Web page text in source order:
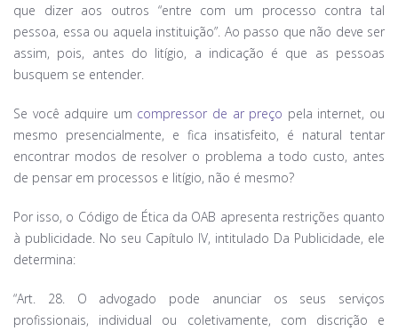
que dizer aos outros “entre com um processo contra tal
pessoa, essa ou aquela instituição”. Ao passo que não deve ser
assim, pois, antes do litígio, a indicação é que as pessoas
busquem se entender.
Se você adquire um compressor de ar preço pela internet, ou
mesmo presencialmente, e fica insatisfeito, é natural tentar
encontrar modos de resolver o problema a todo custo, antes
de pensar em processos e litígio, não é mesmo?
Por isso, o Código de Ética da OAB apresenta restrições quanto
à publicidade. No seu Capítulo IV, intitulado Da Publicidade, ele
determina:
“Art. 28. O advogado pode anunciar os seus serviços
profissionais, individual ou coletivamente, com discrição e